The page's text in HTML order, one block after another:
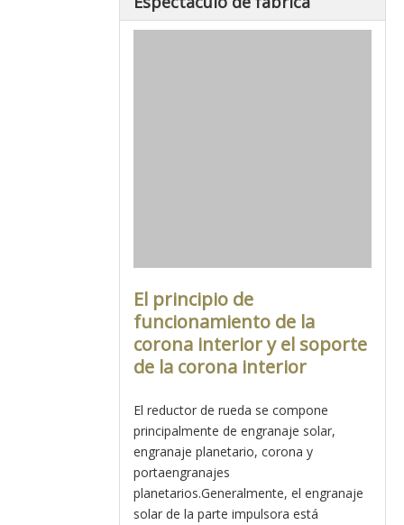
El principio de
funcionamiento de la
corona interior y el soporte
de la corona interior
El reductor de rueda se compone
principalmente de engranaje solar,
engranaje planetario, corona y
portaengranajes
planetarios.Generalmente, el engranaje
solar de la parte impulsora está